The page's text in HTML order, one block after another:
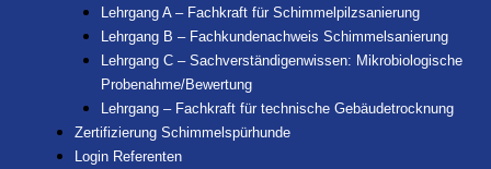
Lehrgang A – Fachkraft für Schimmelpilzsanierung
Lehrgang B – Fachkundenachweis Schimmelsanierung
Lehrgang C – Sachverständigenwissen: Mikrobiologische
Probenahme/Bewertung
Lehrgang – Fachkraft für technische Gebäudetrocknung
Zertifizierung Schimmelspürhunde
Login Referenten